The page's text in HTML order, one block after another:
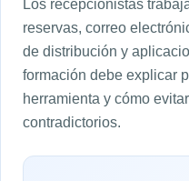
Los recepcionistas
reservas, correo
de distribución y
formación debe explicar
herramienta y cómo
contradictorios.